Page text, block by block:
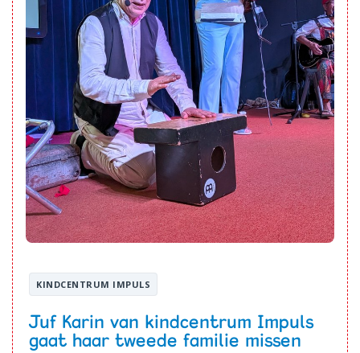
KINDCENTRUM IMPULS
Juf Karin van kindcentrum Impuls
gaat haar tweede familie missen